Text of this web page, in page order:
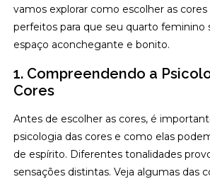
vamos explorar como escolher as
perfeitos para que seu quarto feminino
espaço aconchegante e bonito.
1. Compreendendo a
Cores
Antes de escolher as cores, é
psicologia das cores e como elas
de espírito. Diferentes tonalidades
sensações distintas. Veja algumas das